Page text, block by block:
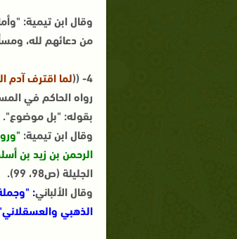
وقال ابن تيمية:
من دعائهم لله،
4- (( لما اقترف آدم
بقوله: "بل موضوع".
وقال ابن تيمية:
الرحمن بن زيد بن
الجليلة (ص98، 99).
وقال الألباني:
الذهبي